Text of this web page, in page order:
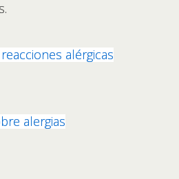
alérgicas
alergias